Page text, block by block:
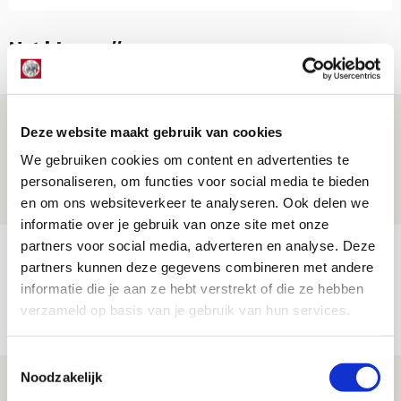
Deze website maakt gebruik van cookies
We gebruiken cookies om content en advertenties te
personaliseren, om functies voor social media te bieden
en om ons websiteverkeer te analyseren. Ook delen we
informatie over je gebruik van onze site met onze
partners voor social media, adverteren en analyse. Deze
partners kunnen deze gegevens combineren met andere
informatie die je aan ze hebt verstrekt of die ze hebben
verzameld op basis van je gebruik van hun services.
Noodzakelijk
Net binnen //
Drie dingen die je moet weten over PEC
Zwolle - Ajax
08 AUGUSTUS 2026 - 12:32
Míchels elf: met welke formatie begin
jij aan nieuw eredivisieseizoen?
08 AUGUSTUS 2026 - 11:34
Spelen bij Jong Ajax of Ajax 1? Dat